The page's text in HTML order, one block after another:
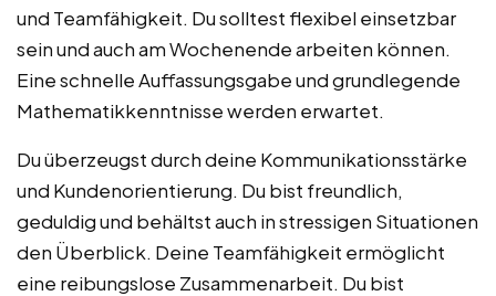
und Teamfähigkeit. Du solltest flexibel einsetzbar
sein und auch am Wochenende arbeiten können.
Eine schnelle Auffassungsgabe und grundlegende
Mathematikkenntnisse werden erwartet.
Du überzeugst durch deine Kommunikationsstärke
und Kundenorientierung. Du bist freundlich,
geduldig und behältst auch in stressigen Situationen
den Überblick. Deine Teamfähigkeit ermöglicht
eine reibungslose Zusammenarbeit. Du bist